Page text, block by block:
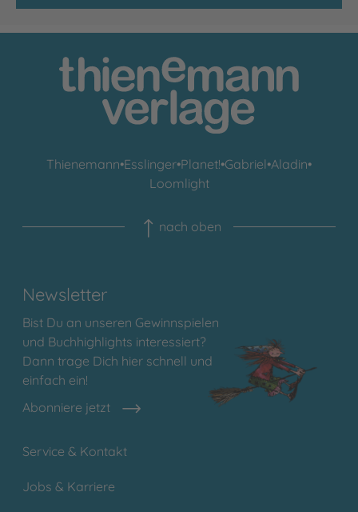
Thienemann•Esslinger•Planet!•Gabriel•Aladin•
Loomlight
nach oben
Newsletter
Bist Du an unseren Gewinnspielen
und Buchhighlights interessiert?
Dann trage Dich hier schnell und
einfach ein!
Abonniere jetzt
Service & Kontakt
Jobs & Karriere